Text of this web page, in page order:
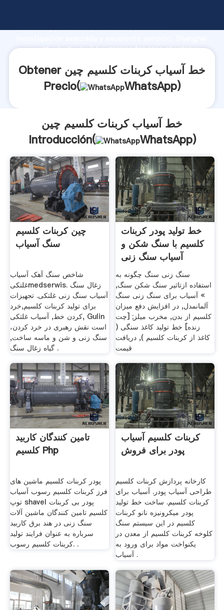
fuerte capacidad de producción, fuerza de
خط آسیاب کربنات کلسیم چین proveedor crea el valor y
Obtener خط آسیاب کربنات کلسیم چین
Precio(
WhatsApp)
خط آسیاب کربنات کلسیم چین
Introducción(
WhatsApp)
چین کربنات کلسیم
سنگ آسیاب
شاخص سنگ آهک آسیاب
غلتکیmedserwis. زغال سنگ
آسیاب سنگ زنی غلتکی. تجهیزات
برای تولید کربنات کلسیم,خرد
کردن خط, آسیاب غلتکی, Gulin
است نقش رهبری در خرد کردن،
سنگ زنی و شن و ماسه ساخت,
گیاه زغال سنگ .
خط تولید پودر کربنات
کلسیم با سنگ شکن و
آسیاب سنگ زنی
سنگ زنی سنگ چگونه به
استفاده ازتاثیر سنگ شکن سنگ,
» آسیاب برای سنگ زنی سنگ
آلمانمدل, در افزایش دفع میزان
کلسیم از بدن, مخرب میلز; [چت
زنده] خط تولید کاغذ سنگی (
کاغذ از کربنات کلسیم ), دریافت
قیمت
تامین کنندگان کاربید
کلسیم Php
پودر کربنات کلسیم ماشین های
فرز کربنات کلسیم رسوب آسیاب
توپ shavel پودر بی کربنات
کلسیم تامین کنندگان ماشین آلات
سنگ زنی در هند برق کاربید
سرباره به عنوان فرایند تولید
کربنات کلسیم رسوب. .
کربنات کلسیم آسیاب
پودر برای فروش
کارخانه پردازش کربنات کلسیم
طراحی آسیاب پودر. آسیاب برای
کربنات کلسیم. ساخت خط تولید
پودر میکرونیزه نانو کربنات
کلسیم در این سیستم سنگ
کلوخه کربنات کلسیم از معدن در
یکنواخت مواد برای ورود به
آسیاب .